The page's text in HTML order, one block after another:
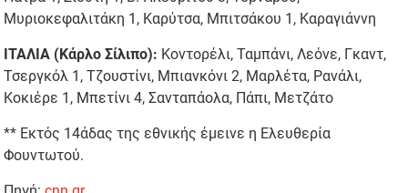
Μυριοκεφαλιτάκη 1, Καρύτσα, Μπιτσάκου 1, Καραγιάννη
ΙΤΑΛΙΑ (Κάρλο Σίλιπο): Κοντορέλι, Ταμπάνι, Λεόνε, Γκαντ,
Τσεργκόλ 1, Τζουστίνι, Μπιανκόνι 2, Μαρλέτα, Ρανάλι,
Κοκιέρε 1, Μπετίνι 4, Σανταπάολα, Πάπι, Μετζάτο
** Εκτός 14άδας της εθνικής έμεινε η Ελευθερία
Φουντωτού.